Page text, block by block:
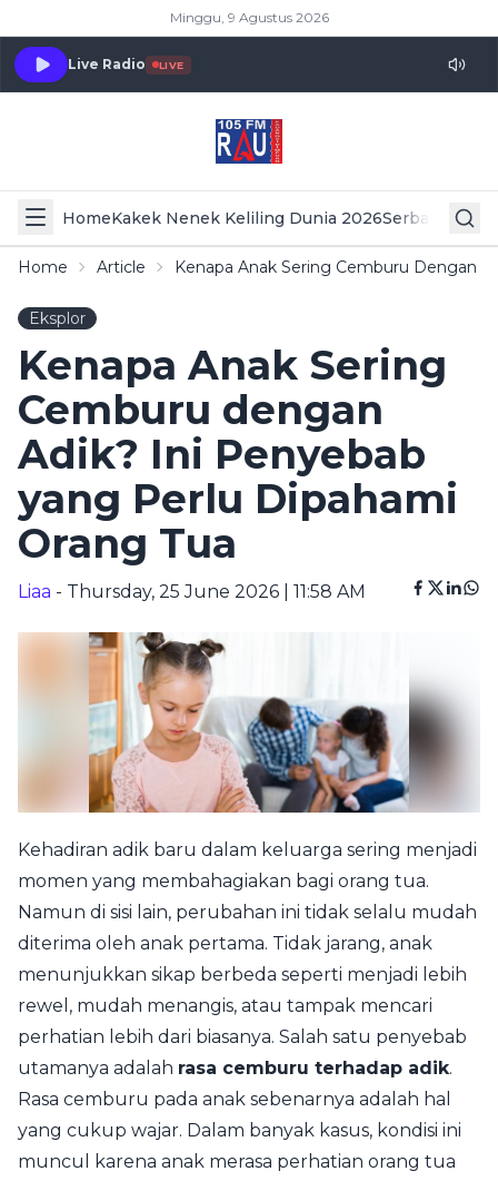
Minggu, 9 Agustus 2026
Live Radio LIVE
HomeKakek Nenek Keliling Dunia 2026Serba Serbi
Home Article Kenapa Anak Sering Cemburu Dengan
Eksplor
Kenapa Anak Sering
Cemburu dengan
Adik? Ini Penyebab
yang Perlu Dipahami
Orang Tua
Liaa - Thursday, 25 June 2026 | 11:58 AM
Kehadiran adik baru dalam keluarga sering menjadi
momen yang membahagiakan bagi orang tua.
Namun di sisi lain, perubahan ini tidak selalu mudah
diterima oleh anak pertama. Tidak jarang, anak
menunjukkan sikap berbeda seperti menjadi lebih
rewel, mudah menangis, atau tampak mencari
perhatian lebih dari biasanya. Salah satu penyebab
utamanya adalah rasa cemburu terhadap adik.
Rasa cemburu pada anak sebenarnya adalah hal
yang cukup wajar. Dalam banyak kasus, kondisi ini
muncul karena anak merasa perhatian orang tua